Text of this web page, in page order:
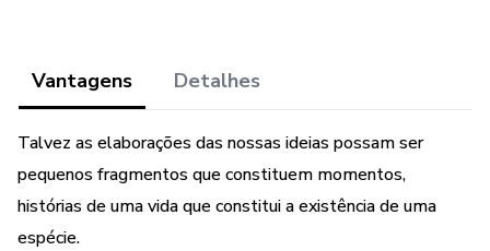
Vantagens Detalhes
Talvez as elaborações das nossas ideias possam ser
pequenos fragmentos que constituem momentos,
histórias de uma vida que constitui a existência de uma
espécie.